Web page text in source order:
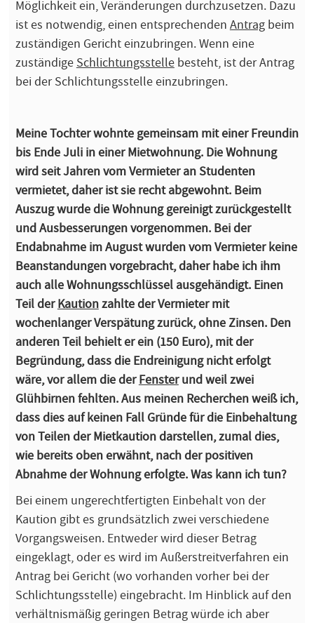
Möglichkeit ein, Veränderungen durchzusetzen. Dazu
ist es notwendig, einen entsprechenden Antragbeim
zuständigen Gericht einzubringen. Wenn eine
zuständige Schlichtungsstellebesteht, ist der Antrag
bei der Schlichtungsstelle einzubringen.
Meine Tochter wohnte gemeinsam mit einer Freundin
bis Ende Juli in einer Mietwohnung. Die Wohnung
wird seit Jahren vom Vermieter an Studenten
vermietet, daher ist sie recht abgewohnt. Beim
Auszug wurde die Wohnung gereinigt zurückgestellt
und Ausbesserungen vorgenommen. Bei der
Endabnahme im August wurden vom Vermieter keine
Beanstandungen vorgebracht, daher habe ich ihm
auch alle Wohnungsschlüssel ausgehändigt. Einen
Teil derKautionzahlte der Vermieter mit
wochenlanger Verspätung zurück, ohne Zinsen. Den
anderen Teil behielt er ein (150 Euro), mit der
Begründung, dass die Endreinigung nicht erfolgt
wäre, vor allem die derFensterund weil zwei
Glühbirnen fehlten. Aus meinen Recherchen weiß ich,
dass dies auf keinen Fall Gründe für die Einbehaltung
von Teilen der Mietkaution darstellen, zumal dies,
wie bereits oben erwähnt, nach der positiven
Abnahme der Wohnung erfolgte. Was kann ich tun?
Bei einem ungerechtfertigten Einbehalt von der
Kaution gibt es grundsätzlich zwei verschiedene
Vorgangsweisen. Entweder wird dieser Betrag
eingeklagt, oder es wird im Außerstreitverfahren ein
Antrag bei Gericht (wo vorhanden vorher bei der
Schlichtungsstelle) eingebracht. Im Hinblick auf den
verhältnismäßig geringen Betrag würde ich aber